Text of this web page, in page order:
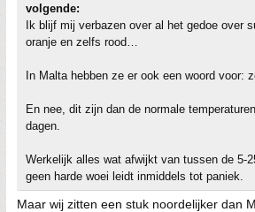
volgende:
Ik blijf mij verbazen over al het gedoe over
oranje en zelfs rood…
In Malta hebben ze er ook een woord voor:
En nee, dit zijn dan de normale
dagen.
Werkelijk alles wat afwijkt van tussen de 5-
geen harde woei leidt inmiddels tot paniek.
Maar wij zitten een stuk noordelijker dan